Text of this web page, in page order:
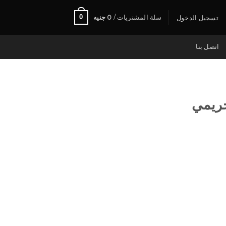
تسجيل الدخول سلة المشتريات / 0 جنيه 0
اتصل بنا